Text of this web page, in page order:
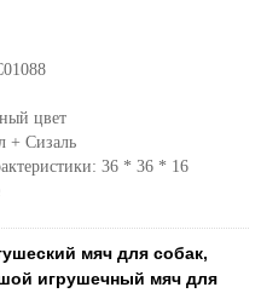
цвет
+ Сизаль
36 * 36 * 16
мяч для собак,
игрушечный мяч для